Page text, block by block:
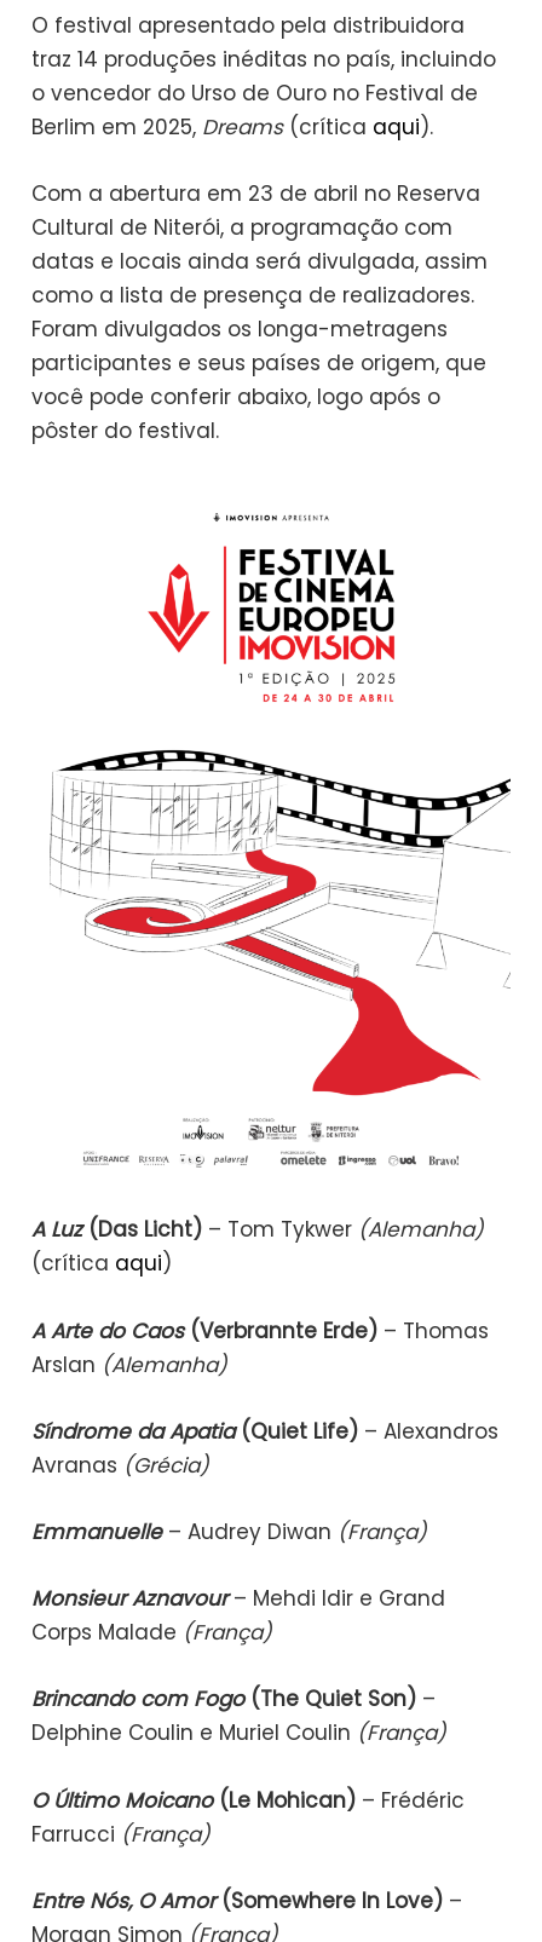
O festival apresentado pela distribuidora
traz 14 produções inéditas no país, incluindo
o vencedor do Urso de Ouro no Festival de
Berlim em 2025, Dreams(crítica aqui).
Com a abertura em 23 de abril no Reserva
Cultural de Niterói, a programação com
datas e locais ainda será divulgada, assim
como a lista de presença de realizadores.
Foram divulgados os longa-metragens
participantes e seus países de origem, que
você pode conferir abaixo, logo após o
pôster do festival.
A Luz(Das Licht) – Tom Tykwer (Alemanha)
(crítica aqui)
A Arte do Caos(Verbrannte Erde) – Thomas
Arslan (Alemanha)
Síndrome da Apatia(Quiet Life) – Alexandros
Avranas (Grécia)
Emmanuelle – Audrey Diwan (França)
Monsieur Aznavour– Mehdi Idir e Grand
Corps Malade (França)
Brincando com Fogo(The Quiet Son) –
Delphine Coulin e Muriel Coulin (França)
O Último Moicano (Le Mohican) – Frédéric
Farrucci (França)
Entre Nós, O Amor(Somewhere In Love) –
Morgan Simon (França)